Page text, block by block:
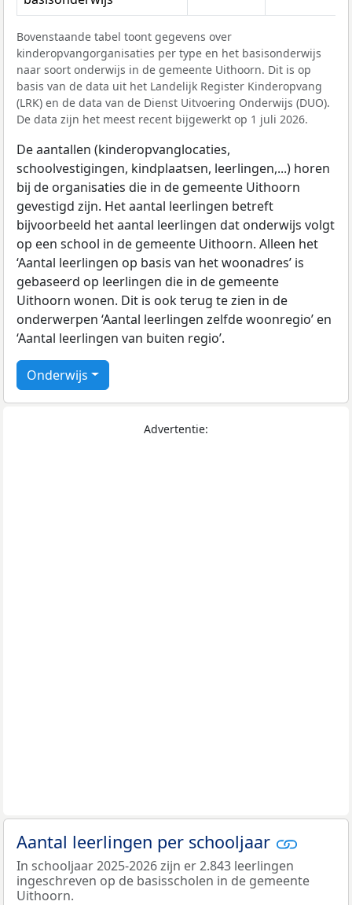
Bovenstaande tabel toont gegevens over
kinderopvangorganisaties per type en het basisonderwijs
naar soort onderwijs in de gemeente Uithoorn. Dit is op
basis van de data uit het Landelijk Register Kinderopvang
(LRK) en de data van de Dienst Uitvoering Onderwijs (DUO).
De data zijn het meest recent bijgewerkt op 1 juli 2026.
De aantallen (kinderopvanglocaties,
schoolvestigingen, kindplaatsen, leerlingen,...) horen
bij de organisaties die in de gemeente Uithoorn
gevestigd zijn. Het aantal leerlingen betreft
bijvoorbeeld het aantal leerlingen dat onderwijs volgt
op een school in de gemeente Uithoorn. Alleen het
‘Aantal leerlingen op basis van het woonadres’ is
gebaseerd op leerlingen die in de gemeente
Uithoorn wonen. Dit is ook terug te zien in de
onderwerpen ‘Aantal leerlingen zelfde woonregio’ en
‘Aantal leerlingen van buiten regio’.
Onderwijs
Advertentie:
Aantal leerlingen per schooljaar
In schooljaar 2025-2026 zijn er 2.843 leerlingen
ingeschreven op de basisscholen in de gemeente
Uithoorn.